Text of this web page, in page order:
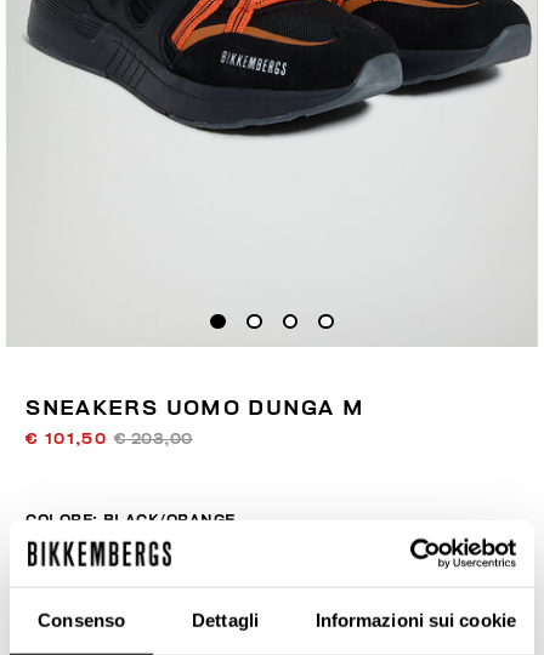
Consenso Dettagli Informazioni sui cookie
SNEAKERS UOMO DUNGA M
€ 101,50 € 203,00
COLORE: BLACK/ORANGE